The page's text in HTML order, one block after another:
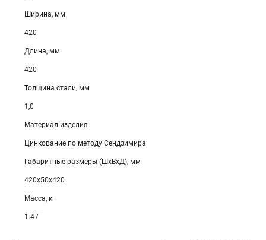
Ширина, мм
420
Длина, мм
420
Толщина стали, мм
1,0
Материал изделия
Цинкование по методу Сендзимира
Габаритные размеры (ШхВхД), мм
420х50х420
Масса, кг
1.47